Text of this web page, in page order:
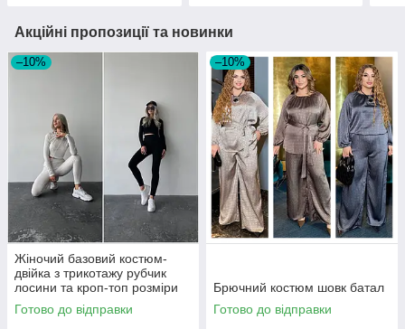
Акційні пропозиції та новинки
–10%
Жіночий базовий костюм-
двійка з трикотажу рубчик
лосини та кроп-топ розміри
норма
Готово до відправки
–10%
Брючний костюм шовк батал
Готово до відправки